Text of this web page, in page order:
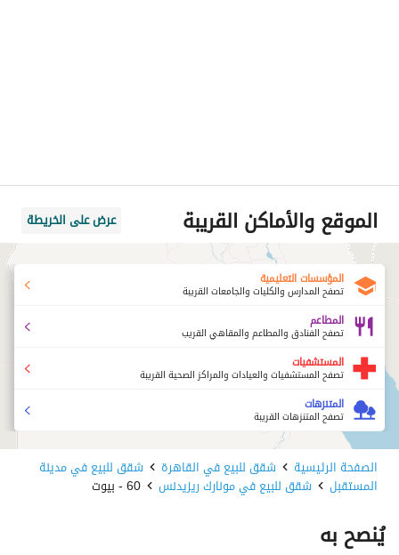
الموقع والأماكن القريبة عرض على الخريطة
المؤسسات التعليمية
تصفح المدارس والكليات والجامعات القريبة
المطاعم
تصفح الفنادق والمطاعم والمقاهي القريب
المستشفيات
تصفح المستشفيات والعيادات والمراكز الصحية القريبة
المتنزهات
تصفح المتنزهات القريبة
الصفحة الرئيسية شقق للبيع في القاهرة شقق للبيع في مدينة
المستقبل شقق للبيع في مونارك ريزيدنس 60 - بيوت
يُنصح به